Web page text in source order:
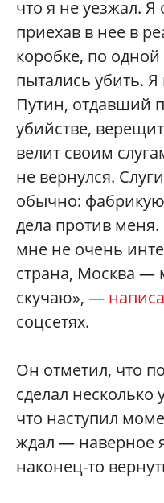
что я не уезжал. Я
приехав в нее в
коробке, по
пытались убить.
Путин, отдавший
убийстве,
велит своим
не вернулся.
обычно:
дела против
мне не очень
страна, Москва —
скучаю», —
соцсетях.
Он отметил, что
сделал
что наступил
ждал — наверное
наконец-то